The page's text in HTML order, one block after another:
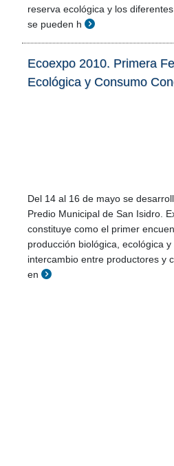
reserva ecológica y los
se pueden h
Ecoexpo 2010. Primera
Ecológica y Consumo
Del 14 al 16 de mayo se
Predio Municipal de San Isidro.
constituye como el primer
producción biológica, ecológica
intercambio entre productores y
en